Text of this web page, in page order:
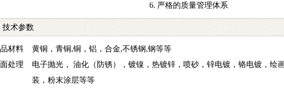
6. 严格的质量管理体系
技术参数
材料
黄铜，青铜,铜，铝，合金,不锈钢,钢等等
处理
电子抛光， 油化（防锈），镀镍，热镀锌，喷砂，锌电镀，铬电镀，绘
装，粉末涂层等等